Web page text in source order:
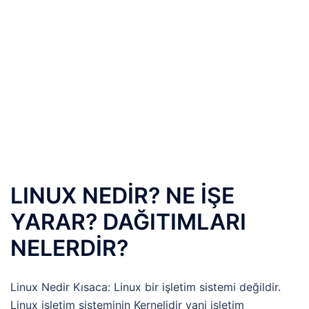
LINUX NEDİR? NE İŞE
YARAR? DAĞITIMLARI
NELERDİR?
Linux Nedir Kısaca: Linux bir işletim sistemi değildir.
Linux işletim sisteminin Kernelidir yani işletim